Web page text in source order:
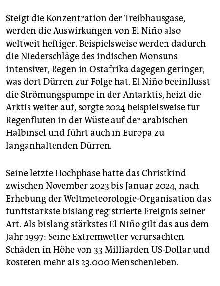
Steigt die Konzentration der Treibhausgase,
werden die Auswirkungen von El Niño also
weltweit heftiger. Beispielsweise werden dadurch
die Niederschläge des indischen Monsuns
intensiver, Regen in Ostafrika dagegen geringer,
was dort Dürren zur Folge hat. El Niño beeinflusst
die Strömungspumpe in der Antarktis, heizt die
Arktis weiter auf, sorgte 2024 beispielsweise für
Regenfluten in der Wüste auf der arabischen
Halbinsel und führt auch in Europa zu
langanhaltenden Dürren.
Seine letzte Hochphase hatte das Christkind
zwischen November 2023 bis Januar 2024, nach
Erhebung der Weltmeteorologie-Organisation das
fünftstärkste bislang registrierte Ereignis seiner
Art. Als bislang stärkstes El Niño gilt das aus dem
Jahr 1997: Seine Extremwetter verursachten
Schäden in Höhe von 33 Milliarden US-Dollar und
kosteten mehr als 23.000 Menschenleben.